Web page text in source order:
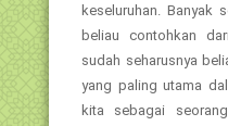
keseluruhan. Banyak
beliau contohkan
sudah seharusnya
yang paling utama
kita sebagai